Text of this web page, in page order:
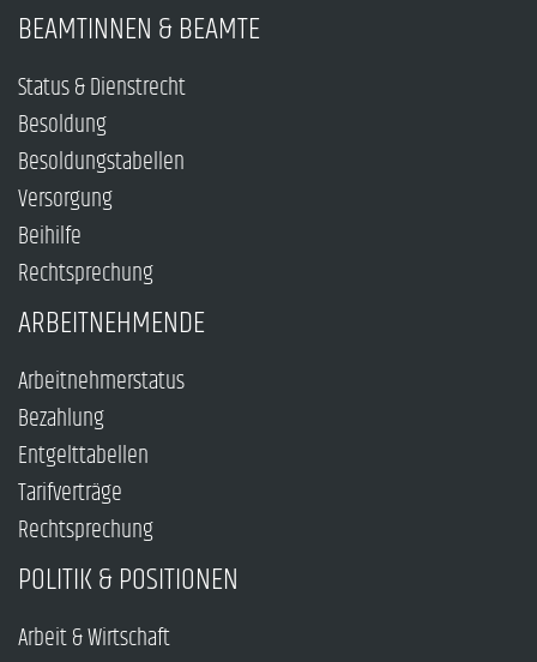
BEAMTINNEN & BEAMTE
Status & Dienstrecht
Besoldung
Besoldungstabellen
Versorgung
Beihilfe
Rechtsprechung
ARBEITNEHMENDE
Arbeitnehmerstatus
Bezahlung
Entgelttabellen
Tarifverträge
Rechtsprechung
POLITIK & POSITIONEN
Arbeit & Wirtschaft